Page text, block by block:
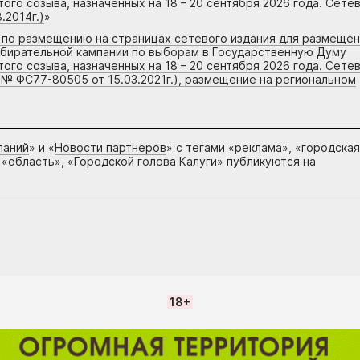
созыва, назначенных на 18 – 20 сентября 2026 года.
»
размещению на страницах сетевого издания для
кампании по выборам в Государственную Думу
созыва, назначенных на 18 – 20 сентября 2026 года.
ФС77-80505 от 15.03.2021г.), размещение на региональном
» и «Новости партнеров» с тегами «реклама», «городская
«Городской голова Калуги» публикуются на
18+